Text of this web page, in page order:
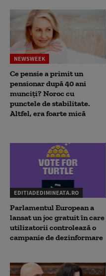
NEWSWEEK
Ce pensie a primit un
pensionar după 40 ani
munciți? Noroc cu
punctele de stabilitate.
Altfel, era foarte mică
EDITIADEDIMINEATA.RO
Parlamentul European a
lansat un joc gratuit în care
utilizatorii controlează o
campanie de dezinformare